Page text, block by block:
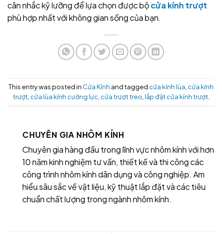
cân nhắc kỹ lưỡng để lựa chọn được bộcửa kính trượt
phù hợp nhất với không gian sống của bạn.
This entry was posted in Cửa Kính and tagged cửa kính lùa, cửa kính
trượt, cửa lùa kính cường lực, cửa trượt treo,lắp đặt cửa kính trượt.
CHUYÊN GIA NHÔM KÍNH
Chuyên gia hàng đầu trong lĩnh vực nhôm kính với hơn
10 năm kinh nghiệm tư vấn, thiết kế và thi công các
công trình nhôm kính dân dụng và công nghiệp. Am
hiểu sâu sắc về vật liệu, kỹ thuật lắp đặt và các tiêu
chuẩn chất lượng trong ngành nhôm kính.